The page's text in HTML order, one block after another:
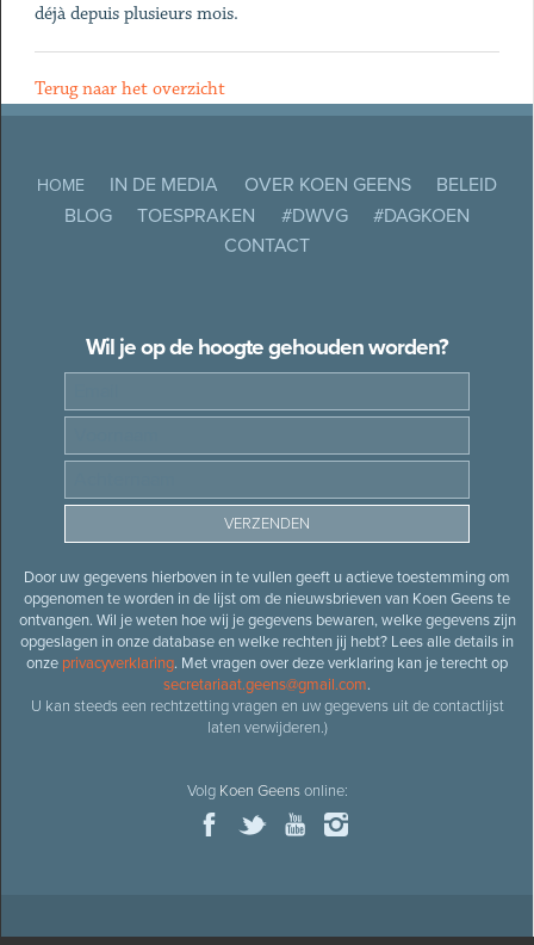
déjà depuis plusieurs mois.
Terug naar het overzicht
HOME IN DE MEDIA OVER KOEN GEENS
BELEID
BLOG
TOESPRAKEN #DWVG
#DAGKOEN
CONTACT
Wil je op de hoogte gehouden worden?
Door uw gegevens hierboven in te vullen geeft u actieve toestemming om
opgenomen te worden in de lijst om de nieuwsbrieven van Koen Geens te
ontvangen. Wil je weten hoe wij je gegevens bewaren, welke gegevens zijn
opgeslagen in onze database en welke rechten jij hebt? Lees alle details in
onze privacyverklaring. Met vragen over deze verklaring kan je terecht op
secretariaat.geens@gmail.com.
U kan steeds een rechtzetting vragen en uw gegevens uit de contactlijst
laten verwijderen.)
Volg Koen Geensonline: